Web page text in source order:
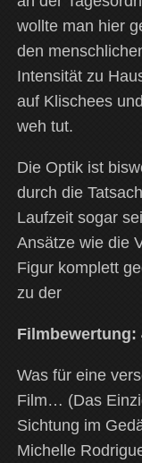
wollte man hier
den
Intensität zu
auf Klischees
weh tut.
Die Optik ist
durch die
Laufzeit sogar
Ansätze wie die
Figur komplett
zu der
Filmbewertung:
Was für eine
Film… (Das
Sichtung im
Michelle